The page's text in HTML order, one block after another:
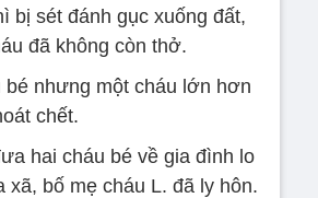
bị sét đánh gục xuống đất,
đã không còn thở.
nhưng một cháu lớn hơn
chết.
hai cháu bé về gia đình lo
xã, bố mẹ cháu L. đã ly hôn.